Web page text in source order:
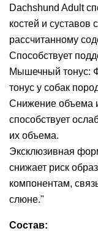
Dachshund Adult
костей и суставов
рассчитанному
Способствует
Мышечный тонус:
тонус у собак
Снижение объема
способствует
их объема.
Эксклюзивная
снижает риск
компонентам,
слюне."
Состав: